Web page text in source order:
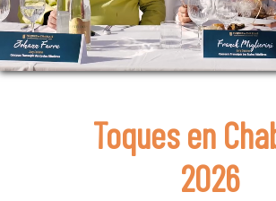
Toques en
2026